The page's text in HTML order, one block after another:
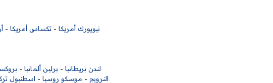
نيويورك أمريكا -تكساس أمريكا -
لندن بريطانيا - برلين ألمانيا -
النرويج - موسكو روسيا - اسطنبول